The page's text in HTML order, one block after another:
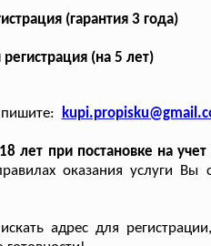
(гарантия 3 года)
регистрация (на 5 лет)
при постановке на учет
оказания услуги Вы
адрес для